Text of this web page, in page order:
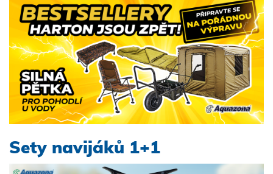
přijímači se zobrazí blikající dioda v levé části. Na
signalizátoru začne problikávat záběrová dioda
Připojení – 2,5mm jack na připojení swinger Magnet
na příposlechu k uchycení na kovové konstrukce
Sety navijáků 1+1